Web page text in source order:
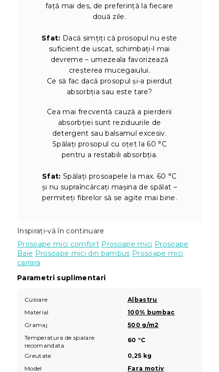
față mai des, de preferință la fiecare
două zile.
Sfat: Dacă simțiți că prosopul nu este
suficient de uscat, schimbați-l mai
devreme – umezeala favorizează
creșterea mucegaiului.
Ce să fac dacă prosopul și-a pierdut
absorbția sau este tare?
Cea mai frecventă cauză a pierderii
absorbției sunt reziduurile de
detergent sau balsamul excesiv.
Spălați prosopul cu oțet la 60 °C
pentru a restabili absorbția.
Sfat: Spălați prosoapele la max. 60 °C
și nu supraîncărcați mașina de spălat –
permiteți fibrelor să se agite mai bine.
Inspirați-vă în continuare
Prosoape mici comfort Prosoape mici Prosoape
Baie Prosoape mici din bambus Prosoape mici
carrara
Parametri suplimentari
Culoare
Albastru
Material
100% bumbac
Gramaj
500 g/m2
Temperatura de spalare
recomandata
60 °C
Greutate
0,25 kg
Model
Fara motiv